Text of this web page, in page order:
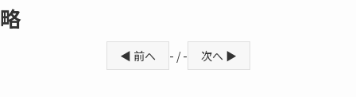
略
◀ 前へ - / - 次へ ▶